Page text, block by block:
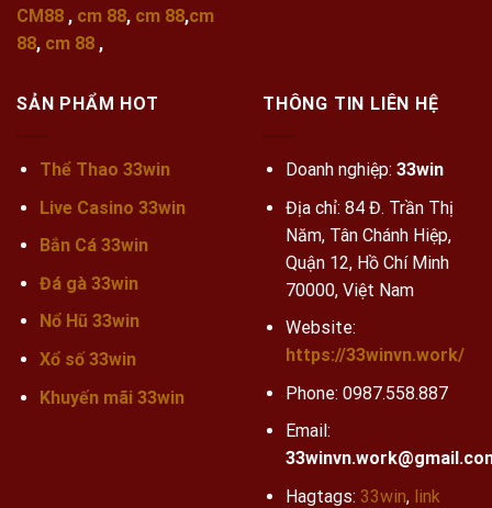
CM88 , cm 88, cm 88,cm
88, cm 88 ,
SẢN PHẨM HOT
Thể Thao 33win
Live Casino 33win
Bắn Cá 33win
Đá gà 33win
Nổ Hũ 33win
Xổ số 33win
Khuyến mãi33win
THÔNG TIN LIÊN HỆ
Doanh nghiệp: 33win
Địa chỉ: 84 Đ. Trần Thị
Năm, Tân Chánh Hiệp,
Quận 12, Hồ Chí Minh
70000, Việt Nam
Website:
https://33winvn.work/
Phone: 0987.558.887
Email:
Hagtags: 33win, link